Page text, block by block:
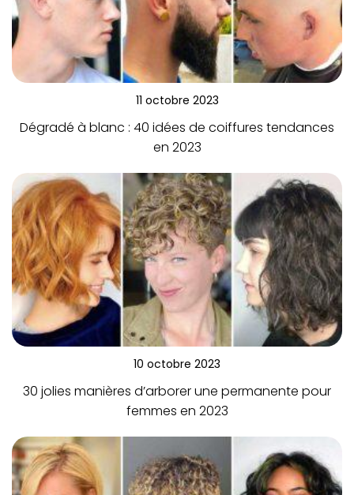
11 octobre 2023
Dégradé à blanc : 40 idées de coiffures tendances
en 2023
10 octobre 2023
30 jolies manières d’arborer une permanente pour
femmes en 2023